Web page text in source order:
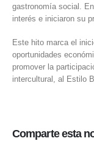
gastronomía social.
interés e iniciaron su
Este hito marca el
oportunidades
promover la
intercultural, al Estilo
Comparte esta